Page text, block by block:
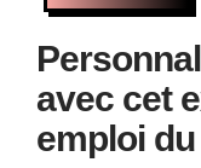
avec cet
emploi